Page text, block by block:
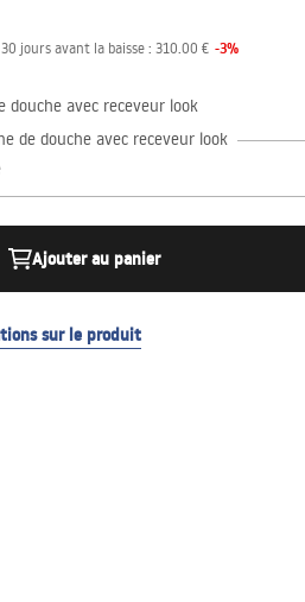
jours avant la baisse : 310.00 € -3%
douche avec receveur look
de douche avec receveur look
Ajouter au panier
sur le produit